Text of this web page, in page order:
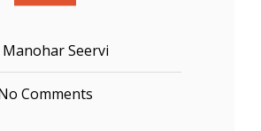
Manohar Seervi
Comments